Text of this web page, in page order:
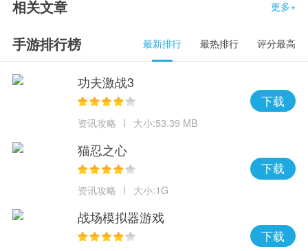
相关文章 更多+
手游排行榜 最新排行 最热排行 评分最高
功夫激战3
资讯攻略 大小:53.39 MB
下载
猫忍之心
资讯攻略 大小:1G
下载
战场模拟器游戏
下载